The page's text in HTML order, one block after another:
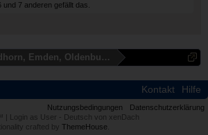
und 7 anderen gefällt das.
Emden, Oldenburg, Cloppenburg
Kontakt Hilfe
Nutzungsbedingungen
Datenschutzerklärung
Login as User - Deutsch von xenDach
crafted by ThemeHouse.